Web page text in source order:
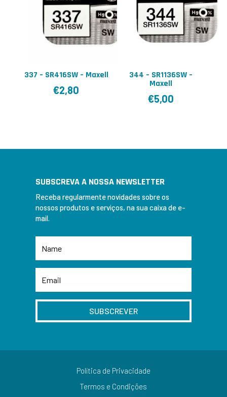
337 – SR416SW – Maxell
€2,80
344 – SR1136SW –
Maxell
€5,00
SUBSCREVA A NOSSA NEWSLETTER
Receba regularmente novidades sobre os
nossos produtos e serviços, na sua caixa de e-
mail.
SUBSCREVER
Política de Privacidade
Termos e Condições